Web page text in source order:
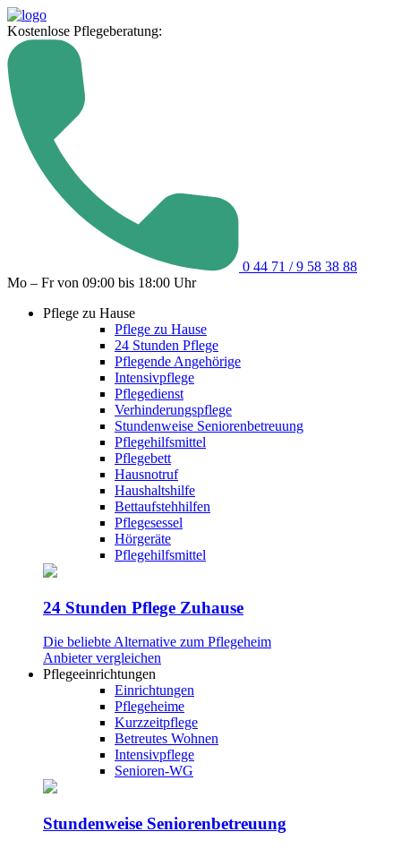
Kostenlose Pflegeberatung:
0 44 71 / 9 58 38 88
Mo – Fr von 09:00 bis 18:00 Uhr
Pflege zu Hause
Pflege zu Hause
24 Stunden Pflege
Pflegende Angehörige
Intensivpflege
Pflegedienst
Verhinderungspflege
Stundenweise Seniorenbetreuung
Pflegehilfsmittel
Pflegebett
Hausnotruf
Haushaltshilfe
Bettaufstehhilfen
Pflegesessel
Hörgeräte
Pflegehilfsmittel
24 Stunden Pflege Zuhause
Die beliebte Alternative zum Pflegeheim
Anbieter vergleichen
Pflegeeinrichtungen
Einrichtungen
Pflegeheime
Kurzzeitpflege
Betreutes Wohnen
Intensivpflege
Senioren-WG
Stundenweise Seniorenbetreuung